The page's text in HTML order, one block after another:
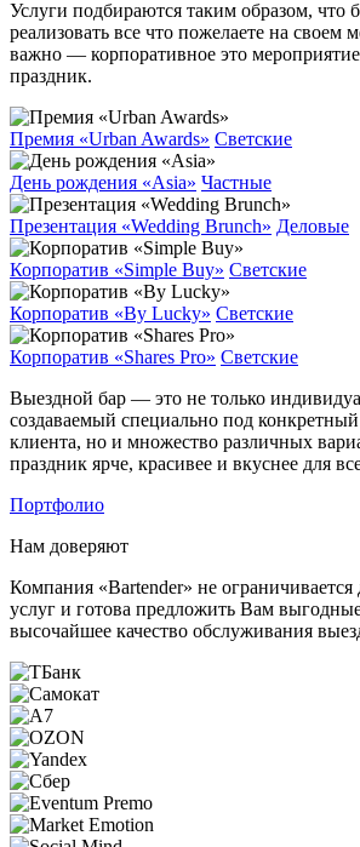
Услуги подбираются таким образом, что
реализовать все что пожелаете на своем
важно — корпоративное это
праздник.
Премия «Urban Awards» Светские
День рождения «Asia» Частные
Презентация «Wedding Brunch» Деловые
Корпоратив «Simple Buy» Светские
Корпоратив «By Lucky» Светские
Корпоратив «Shares Pro» Светские
Выездной бар — это не только
создаваемый специально под конкретный
клиента, но и множество различных
праздник ярче, красивее и вкуснее для
Портфолио
Нам доверяют
Компания «Bartender» не
услуг и готова предложить Вам
высочайшее качество обслуживания